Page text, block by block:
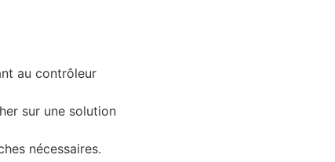
au contrôleur
sur une solution
nécessaires.